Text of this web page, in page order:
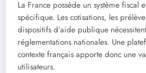
La France possède un système fiscal
spécifique. Les cotisations, les
dispositifs d’aide publique
réglementations nationales. Une
contexte français apporte donc une
utilisateurs.